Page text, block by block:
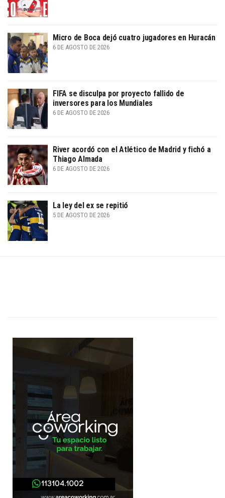
Micro de Boca dejó cuatro jugadores en Huracán
6 DE AGOSTO DE 2026
FIFA se disculpa por proyecto fallido de
inversores para los Mundiales
6 DE AGOSTO DE 2026
River acordó con el Atlético de Madrid y fichó a
Thiago Almada
6 DE AGOSTO DE 2026
La ley del ex se repitió
5 DE AGOSTO DE 2026